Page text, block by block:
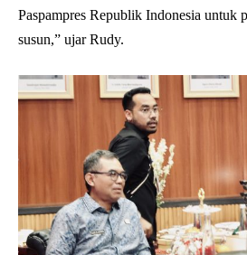
Paspampres Republik Indonesia untuk
susun,” ujar Rudy.